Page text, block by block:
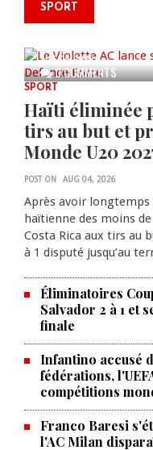
SPORT
0 COMMENTS
Le Violette
AUG 04, 2026
SPORT
Haïti éliminée
tirs au but et
Monde U20
POST ON AUG 04, 2026
Après avoir longtemps
haïtienne des moins
Costa Rica aux tirs au
à 1 disputé jusqu’au
Éliminatoires
Salvador 2 à 1 et
finale
Infantino accusé
fédérations,
compétitions
Franco Baresi
l'AC Milan